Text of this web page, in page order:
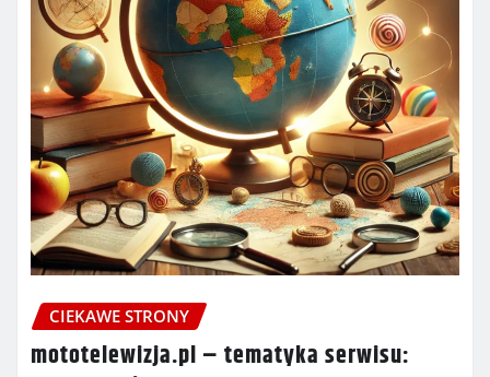
CIEKAWE STRONY
mototelewizja.pl – tematyka serwisu: